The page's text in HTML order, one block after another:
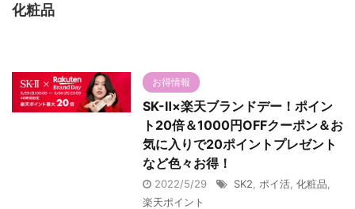
化粧品
お得情報
SK-Ⅱ×楽天ブランドデー！ポイン
ト20倍＆1000円OFFクーポン＆お
気に入りで20ポイントプレゼント
など色々お得！
2022/5/29 SK2 ポイ活 化粧品
楽天ポイント